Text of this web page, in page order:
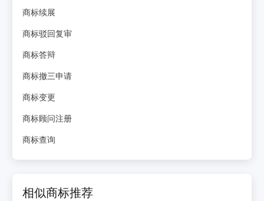
商标续展
商标驳回复审
商标答辩
商标撤三申请
商标变更
商标顾问注册
商标查询
相似商标推荐